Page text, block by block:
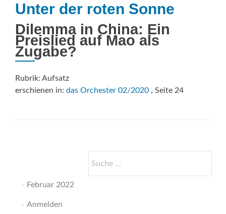
Unter der roten Sonne
Dilemma in China: Ein
Preislied auf Mao als
Zugabe?
Rubrik: Aufsatz
erschienen in: das Orchester 02/2020 , Seite 24
nach:
Februar 2022
Anmelden